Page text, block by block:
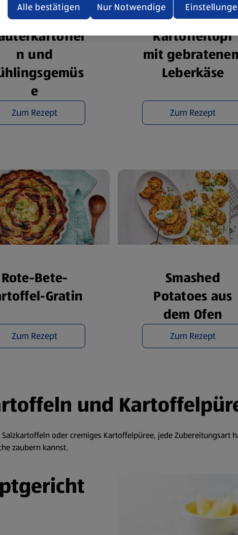
Lammrücken,
n und
e
Zum Rezept
Lauch-
Kartoffeltopf
mit
Leberkäse
Zum Rezept
Rote-Bete-
Gratin
Zum Rezept
Smashed
Potatoes aus
dem Ofen
Zum Rezept
und
oder cremiges Kartoffelpüree, jede Zubereitungsart
zaubern kannst.
zur Verfügung.
der Webseitenbetreiber und Datenschutzerklärungen
Nur Notwendige
Alle bestätigen